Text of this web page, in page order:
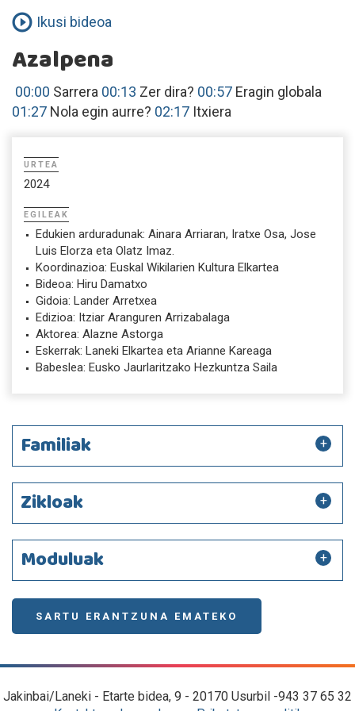
Ikusi bideoa
Azalpena
00:00 Sarrera 00:13 Zer dira? 00:57 Eragin globala
01:27 Nola egin aurre? 02:17 Itxiera
URTEA
2024
EGILEAK
Edukien arduradunak: Ainara Arriaran, Iratxe Osa, Jose
Luis Elorza eta Olatz Imaz.
Koordinazioa: Euskal Wikilarien Kultura Elkartea
Bideoa: Hiru Damatxo
Gidoia: Lander Arretxea
Edizioa: Itziar Aranguren Arrizabalaga
Aktorea: Alazne Astorga
Eskerrak: Laneki Elkartea eta Arianne Kareaga
Babeslea: Eusko Jaurlaritzako Hezkuntza Saila
Familiak
Zikloak
Moduluak
SARTU ERANTZUNA EMATEKO
Jakinbai/Laneki - Etarte bidea, 9 - 20170 Usurbil -943 37 65 32